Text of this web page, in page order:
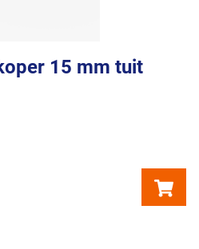
15 mm tuit